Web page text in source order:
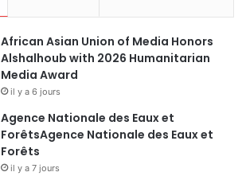
African Asian Union of Media Honors
Alshalhoub with 2026 Humanitarian
Media Award
il y a 6 jours
Agence Nationale des Eaux et
ForêtsAgence Nationale des Eaux et
Forêts
il y a 7 jours